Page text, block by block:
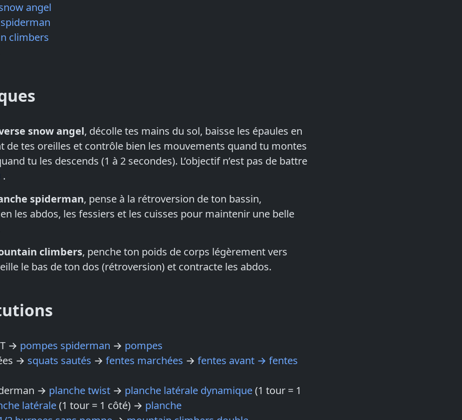
angel
climbers
snow angel, décolle tes mains du sol, baisse les épaules en
de tes oreilles et contrôle bien les mouvements quand tu montes
tu les descends (1 à 2 secondes). L’objectif n’est pas de battre
spiderman, pense à la rétroversion de ton bassin,
les abdos, les fessiers et les cuisses pour maintenir une belle
climbers, penche ton poids de corps légèrement vers
le bas de ton dos (rétroversion) et contracte les abdos.
→ pompes spiderman → pompes
→ squats sautés →fentes marchées →fentes avant → fentes
→ planche twist → planche latérale dynamique(1 tour = 1
latérale(1 tour = 1 côté) → planche